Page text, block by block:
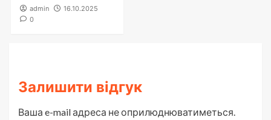
admin
16.10.2025
0
Залишити відгук
Ваша e-mail адреса не оприлюднюватиметься.